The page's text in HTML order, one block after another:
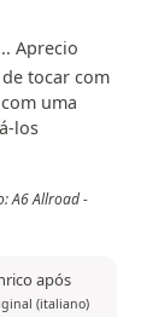
Aprecio
tocar com
uma
los
A6 Allroad -
após
(italiano)